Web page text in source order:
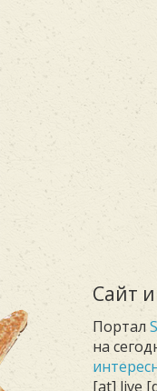
Сайт
Портал
на
[at] live